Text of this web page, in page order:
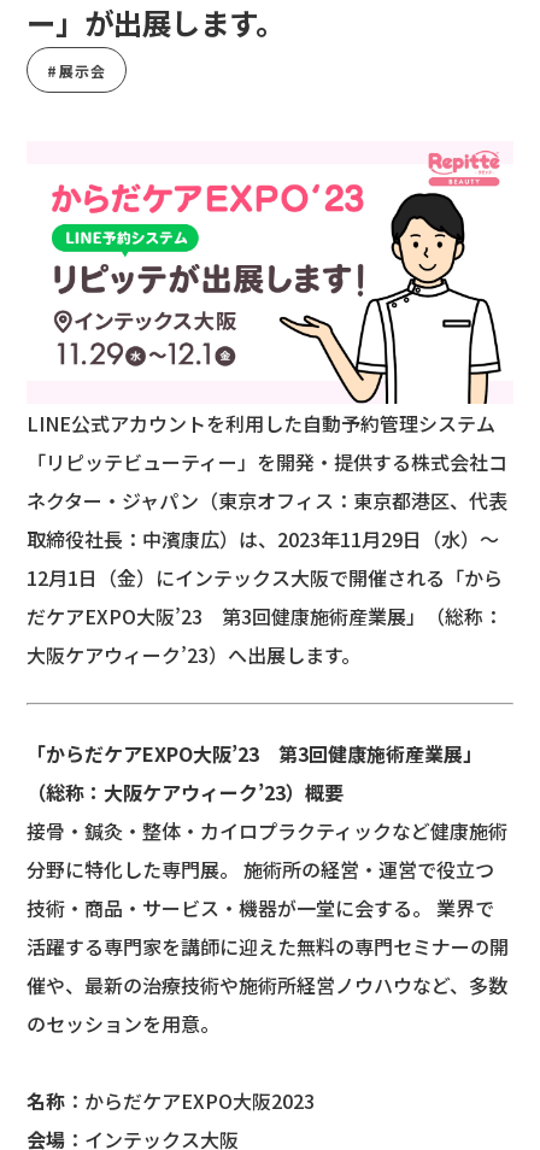
ー」が出展します。
#展示会
LINE公式アカウントを利用した自動予約管理システム
「リピッテビューティー」を開発・提供する株式会社コ
ネクター・ジャパン（東京オフィス：東京都港区、代表
取締役社長：中濱康広）は、2023年11月29日（水）〜
12月1日（金）にインテックス大阪で開催される「から
だケアEXPO大阪’23 第3回健康施術産業展」（総称：
大阪ケアウィーク’23）へ出展します。
「からだケアEXPO大阪’23 第3回健康施術産業展」
（総称：大阪ケアウィーク’23）概要
接骨・鍼灸・整体・カイロプラクティックなど健康施術
分野に特化した専門展。 施術所の経営・運営で役立つ
技術・商品・サービス・機器が一堂に会する。 業界で
活躍する専門家を講師に迎えた無料の専門セミナーの開
催や、最新の治療技術や施術所経営ノウハウなど、多数
のセッションを用意。
名称 ：からだケアEXPO大阪2023
会場 ：インテックス大阪